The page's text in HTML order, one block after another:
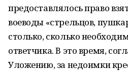
предоставлялось право
воеводы «стрельцов,
столько, сколько
ответчика. В это время,
Уложению, за недоимки